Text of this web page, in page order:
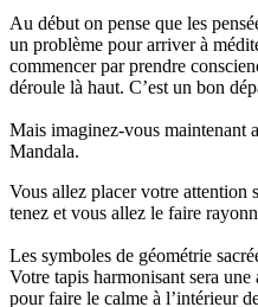
Au début on pense que les
un problème pour arriver à
commencer par prendre
déroule là haut. C’est un bon
Mais imaginez-vous maintenant
Mandala.
Vous allez placer votre attention
tenez et vous allez le faire
Les symboles de géométrie
Votre tapis harmonisant sera
pour faire le calme à l’intérieur